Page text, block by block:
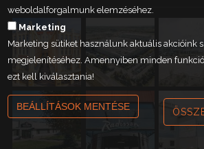
weboldalforgalmunk elemzéséhez.
Marketing
Marketing sütiket használunk aktuális akcióink
megjelenítéséhez. Amennyiben minden
ezt kell kiválasztania!
BEÁLLÍTÁSOK MENTÉSE